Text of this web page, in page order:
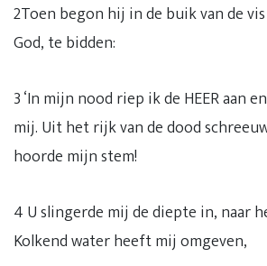
2Toen begon hij in de buik van de
God, te bidden:
3 ‘In mijn nood riep ik de HEER aan
mij. Uit het rijk van de dood
hoorde mijn stem!
4 U slingerde mij de diepte in, naar
Kolkend water heeft mij omgeven,